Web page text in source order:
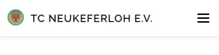
Inhalt
springen
Menü